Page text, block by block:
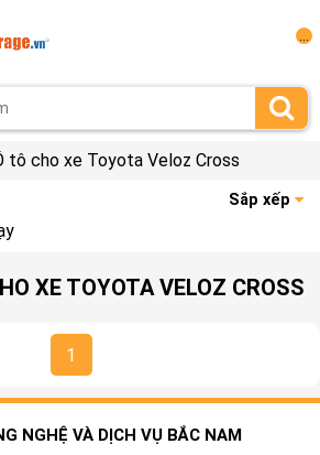
tô cho xe Toyota Veloz Cross
Sắp xếp
XE TOYOTA VELOZ CROSS
1
NGHỆ VÀ DỊCH VỤ BẮC NAM